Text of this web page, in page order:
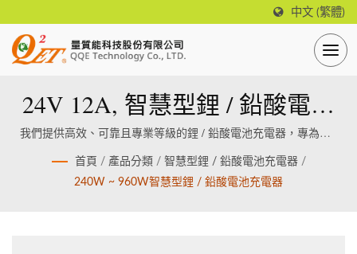
中文 (繁體)
24V 12A, 智慧型鋰 / 鉛酸電池
充電器 (有風扇、鐵殼)
我們提供高效、可靠且專業等級的鋰 / 鉛酸電池充電器，專為鋰 /
鉛酸電池設計製造。
首頁 / 產品分類 / 智慧型鋰 / 鉛酸電池充電器 /
240W ~ 960W智慧型鋰 / 鉛酸電池充電器